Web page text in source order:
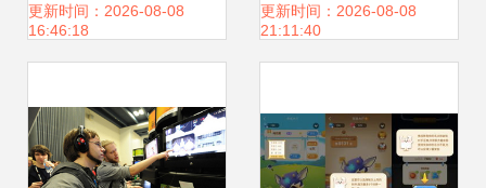
需对玩家负责的游
更新时间：2026-08-08
16:46:18
的完整指南
更新时间：2026-08-08
21:11:40